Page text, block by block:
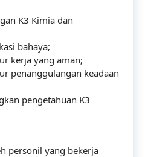
K3 Kimia dan
bahaya;
kerja yang aman;
penanggulangan keadaan
pengetahuan K3
personil yang bekerja